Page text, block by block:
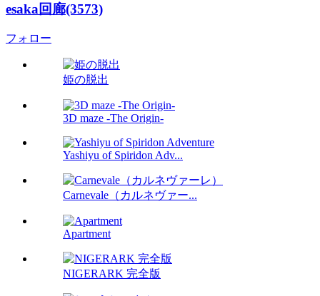
esaka回廊(3573)
フォロー
姫の脱出
3D maze -The Origin-
Yashiyu of Spiridon Adv...
Carnevale（カルネヴァー...
Apartment
NIGERARK 完全版